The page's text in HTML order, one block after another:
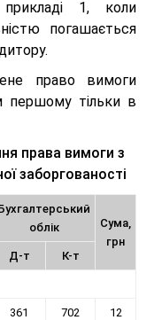
1, коли
погашається
право вимоги
першому тільки в
права вимоги з
заборгованості
облік
Сума,
грн
Д-т
К-т
361 702
12